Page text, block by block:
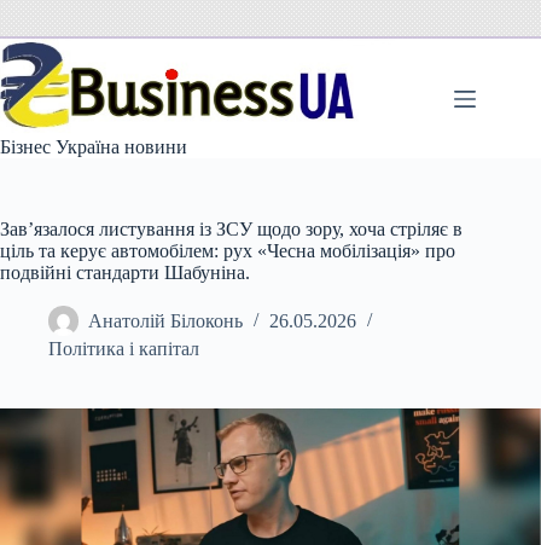
вмісту
Бізнес Україна новини
Зав’язалося листування із ЗСУ щодо зору, хоча стріляє в
ціль та керує автомобілем: рух «Чесна мобілізація» про
подвійні стандарти Шабуніна.
Анатолій Білоконь
26.05.2026
Політика і капітал